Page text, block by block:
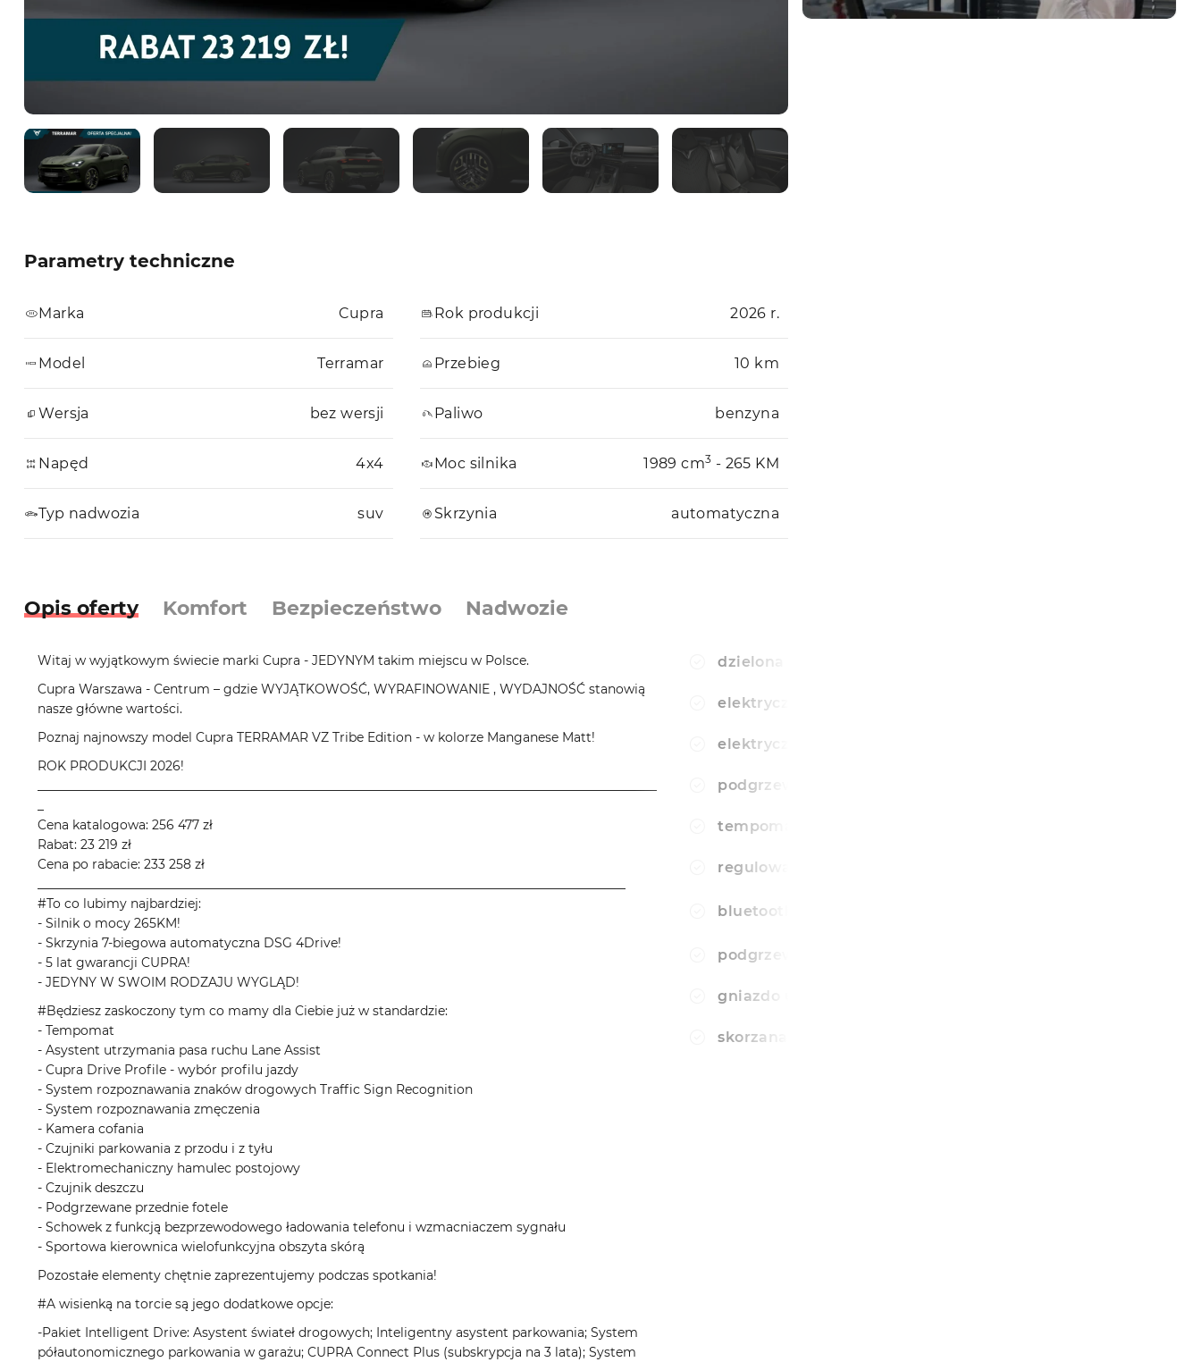
Parametry techniczne
Marka Cupra
Model Terramar
Wersja bez wersji
Napęd 4x4
Typ nadwozia suv
Rok produkcji 2026 r.
Przebieg 10 km
Paliwo benzyna
Moc silnika 1989 cm3 - 265 KM
Skrzynia automatyczna
Opis oferty Komfort Bezpieczeństwo Nadwozie
Witaj w wyjątkowym świecie marki Cupra - JEDYNYM takim miejscu w Polsce.
Cupra Warszawa - Centrum – gdzie WYJĄTKOWOŚĆ, WYRAFINOWANIE , WYDAJNOŚĆ stanowią
nasze główne wartości.
Poznaj najnowszy model Cupra TERRAMAR VZ Tribe Edition - w kolorze Manganese Matt!
ROK PRODUKCJI 2026!
Cena katalogowa: 256 477 zł
Rabat: 23 219 zł
Cena po rabacie: 233 258 zł
#To co lubimy najbardziej:
- Silnik o mocy 265KM!
- Skrzynia 7-biegowa automatyczna DSG 4Drive!
- 5 lat gwarancji CUPRA!
- JEDYNY W SWOIM RODZAJU WYGLĄD!
#Będziesz zaskoczony tym co mamy dla Ciebie już w standardzie:
- Tempomat
- Asystent utrzymania pasa ruchu Lane Assist
- Cupra Drive Profile - wybór profilu jazdy
- System rozpoznawania znaków drogowych Traffic Sign Recognition
- System rozpoznawania zmęczenia
- Kamera cofania
- Czujniki parkowania z przodu i z tyłu
- Elektromechaniczny hamulec postojowy
- Czujnik deszczu
- Podgrzewane przednie fotele
- Schowek z funkcją bezprzewodowego ładowania telefonu i wzmacniaczem sygnału
- Sportowa kierownica wielofunkcyjna obszyta skórą
Pozostałe elementy chętnie zaprezentujemy podczas spotkania!
#A wisienką na torcie są jego dodatkowe opcje:
-Pakiet Intelligent Drive: Asystent świateł drogowych; Inteligentny asystent parkowania; System
półautonomicznego parkowania w garażu; CUPRA Connect Plus (subskrypcja na 3 lata); System
dzielona tylna kanapa
elektryczne szyby przednie
elektryczne lusterka
podgrzewane fotele
tempomat
regulowana wysokosc podwozia
bluetooth
podgrzewana tylna szyba
gniazdo usb
skorzana kierownica